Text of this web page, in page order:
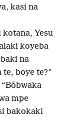
kasi na
Yesu
koyeba
na
te, boye te?”
mpe
bakokaki